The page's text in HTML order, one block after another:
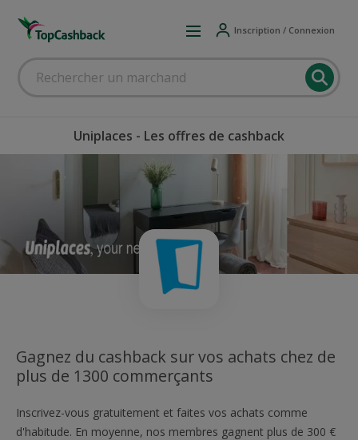
Inscription / Connexion
Uniplaces - Les offres de cashback
Gagnez du cashback sur vos achats chez de
plus de 1300 commerçants
Inscrivez-vous gratuitement et faites vos achats comme
d'habitude. En moyenne, nos membres gagnent plus de 300 €